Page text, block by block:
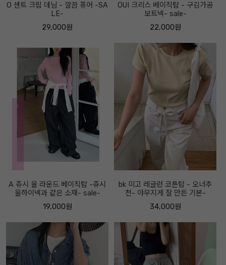
O 센트 크림 데님 - 깔끔 퓨어 -SA
LE-
29,000원
OUI 크리스 베이직탑 - 구김가공
보트넥- sale-
22,000원
A 쥬시 울 라운드 베이직탑 -쥬시
울하이넥과 같은 소재- sale-
19,000원
bk 미고 레글런 코튼탑 - 오너추
천- 야무지게 잘 만든 기본-
34,000원